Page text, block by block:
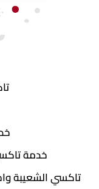
خدمة
تاكسي الشعيبة